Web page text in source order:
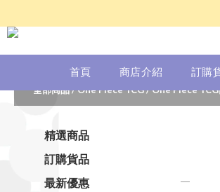
首頁 商店介紹 訂購
全部商品/One Piece TCG/One Piece
精選商品
訂購貨品
最新優惠